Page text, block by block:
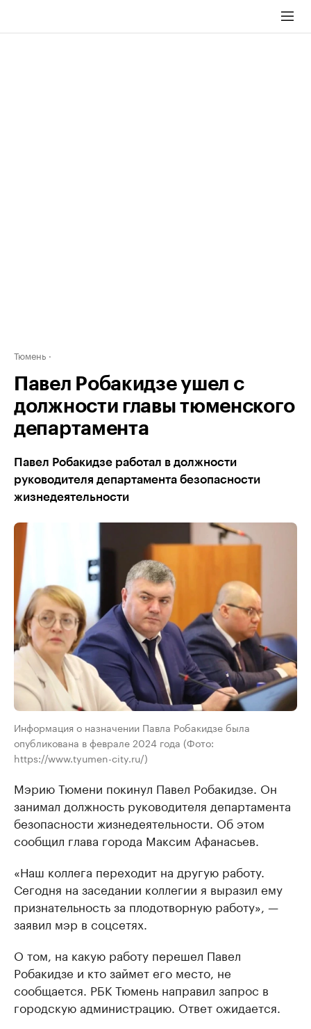
Тюмень
Павел Робакидзе ушел с
должности главы тюменского
департамента
Павел Робакидзе работал в должности
руководителя департамента безопасности
жизнедеятельности
Информация о назначении Павла Робакидзе была
опубликована в феврале 2024 года (Фото:
https://www.tyumen-city.ru/)
Мэрию Тюмени покинул Павел Робакидзе. Он
занимал должность руководителя департамента
безопасности жизнедеятельности. Об этом
сообщил глава города Максим Афанасьев.
«Наш коллега переходит на другую работу.
Сегодня на заседании коллегии я выразил ему
признательность за плодотворную работу», —
заявил мэр в соцсетях.
О том, на какую работу перешел Павел
Робакидзе и кто займет его место, не
сообщается. РБК Тюмень направил запрос в
городскую администрацию. Ответ ожидается.